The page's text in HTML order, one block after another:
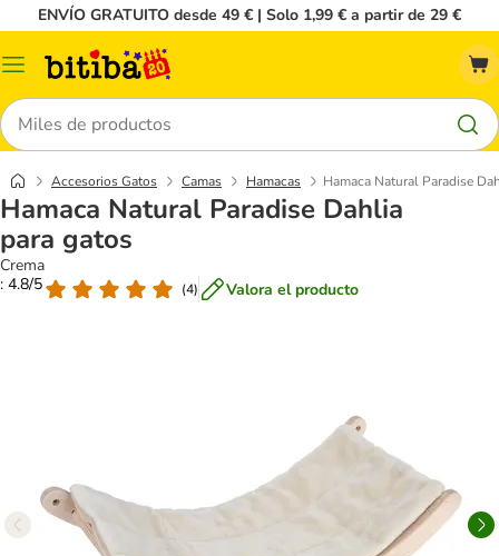
ENVÍO GRATUITO desde 49 € | Solo 1,99 € a partir de 29 €
Menú
Buscar
Accesorios Gatos Camas Hamacas Hamaca Natural Paradise
Hamaca Natural Paradise Dahlia
para gatos
Crema
: 4.8/5
(4) Valora el producto